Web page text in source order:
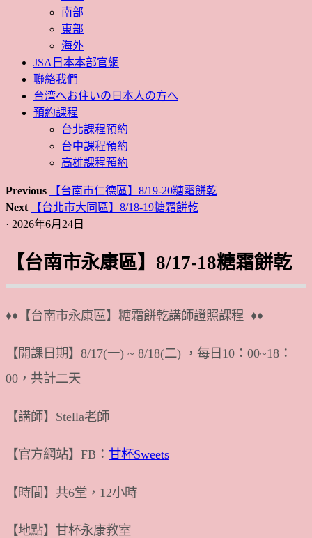
南部
東部
海外
JSA日本本部官網
聯絡我們
台湾へお住いの日本人の方へ
預約課程
台北課程預約
台中課程預約
高雄課程預約
Previous
【台南市仁德區】8/19-20糖霜餅乾
Next
【台北市大同區】8/18-19糖霜餅乾
· 2026年6月24日
【台南市永康區】8/17-18糖霜餅乾
♦♦【台南市永康區】糖霜餅乾講師證照課程 ♦♦
【開課日期】8/17(一) ~ 8/18(二) ，每日10：00~18：
00，共計二天
【講師】Stella老師
【官方網站】FB： 甘杯Sweets
【時間】共6堂，12小時
【地點】甘杯永康教室